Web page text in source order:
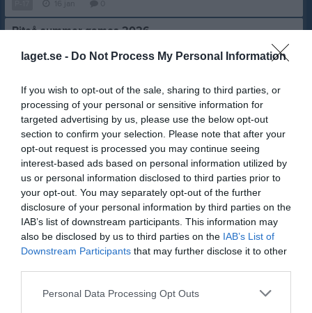
laget.se - Do Not Process My Personal Information
If you wish to opt-out of the sale, sharing to third parties, or
processing of your personal or sensitive information for
targeted advertising by us, please use the below opt-out
section to confirm your selection. Please note that after your
opt-out request is processed you may continue seeing
interest-based ads based on personal information utilized by
us or personal information disclosed to third parties prior to
your opt-out. You may separately opt-out of the further
disclosure of your personal information by third parties on the
IAB’s list of downstream participants. This information may
also be disclosed by us to third parties on the IAB’s List of
Downstream Participants that may further disclose it to other
Personal Data Processing Opt Outs
Piteå summer games 2026
P-17 8 dec 2025 0
Visa fler nyheter
Senast uppladdade video
Ingen video uppladdad
Logga in och ladda upp ert första klipp
Senast uppdaterade album